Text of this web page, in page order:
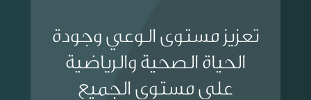
تعزيز مستوى الوعي وجودة
الحياة الصحية والرياضية
على مستوى الجميع